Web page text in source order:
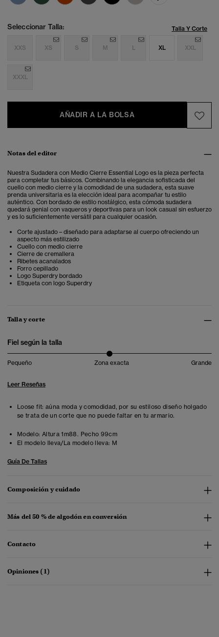
Seleccionar Talla: Talla Y Corte
XXS XS S M L XL XXL
XXXL
AÑADIR A LA BOLSA
Notas del editor
Nuestra Sudadera con Medio Cierre Essential Logo es la pieza perfecta
para completar tus básicos. Combinando la elegancia sofisticada del
cuello con medio cierre y la comodidad de una sudadera, esta suave
prenda universitaria es la elección ideal para acompañar tu estilo
auténtico. Con bordado de estilo nostálgico, esta cómoda sudadera
quedará genial con vaqueros y deportivas para un look casual sin esfuerzo
y es lo suficientemente versátil para cualquier ocasión.
Corte ajustado – diseñado para adaptarse al cuerpo ofreciendo un
aspecto más estilizado
Cuello con medio cierre
Cierre de cremallera
Ribetes acanalados
Forro cepillado
Logo Superdry bordado
Etiqueta con logo Superdry
Talla y corte
Fiel según la talla
Pequeño Zona exacta Grande
Leer Reseñas
Loose fit: aúna moda y comodidad, por su estiloso diseño holgado
se trata de un corte que no puede faltar en tu armario.
Modelo: Altura 1m88. Pecho 99cm
El modelo lleva/La modelo lleva: M
Guía De Tallas
Composición y cuidado
Más del 50 % de algodón en conversión
Contacto
Opiniones (1)